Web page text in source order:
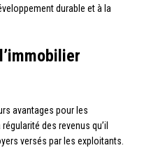
durable et à la
avantages pour les
des revenus qu’il
versés par les exploitants.